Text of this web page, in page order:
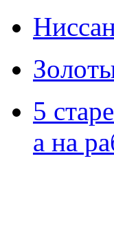
5
а на